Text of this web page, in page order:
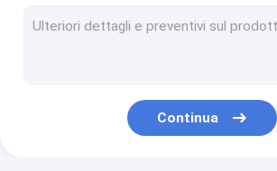
Attrezzature ausiliarie della cartapesta
Continua